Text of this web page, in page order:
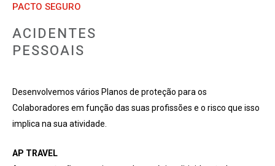
PACTO SEGURO
ACIDENTES
PESSOAIS
Desenvolvemos vários Planos de proteção para os
Colaboradores em função das suas profissões e o risco que isso
implica na sua atividade.
AP TRAVEL